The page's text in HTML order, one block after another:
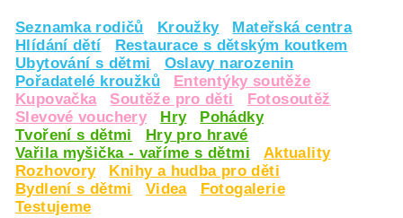
Seznamka rodičů Kroužky
Mateřská centra
Hlídání dětí
Restaurace s dětským koutkem
Ubytování s dětmi
Oslavy narozenin
Pořadatelé kroužků
Ententýky soutěže
Kupovačka
Soutěže pro děti
Fotosoutěž
Slevové vouchery
Hry
Pohádky
Tvoření s dětmi
Hry pro hravé
Vařila myšička - vaříme s dětmi
Aktuality
Rozhovory
Knihy a hudba pro děti
Bydlení s dětmi
Videa
Fotogalerie
Testujeme